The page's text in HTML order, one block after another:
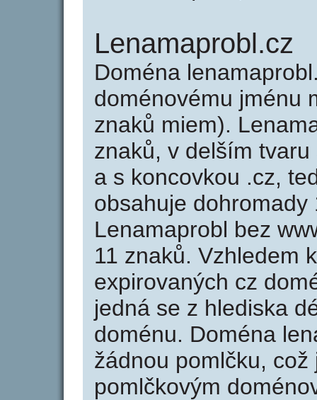
Lenamaprobl.cz
Doména
doménovému jménu
znaků miem).
znaků, v delším
a s koncovkou .cz,
obsahuje
Lenamaprobl bez
11 znaků. Vzhledem
expirovaných cz
jedná se z hlediska
doménu. Doména
žádnou pomlčku,
pomlčkovým